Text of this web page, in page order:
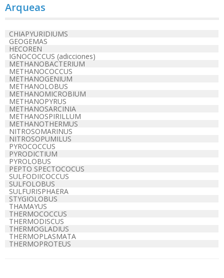
Arqueas
CHIAPYURIDIUMS
GEOGEMAS
HECOREN
IGNOCOCCUS (adicciones)
METHANOBACTERIUM
METHANOCOCCUS
METHANOGENIUM
METHANOLOBUS
METHANOMICROBIUM
METHANOPYRUS
METHANOSARCINIA
METHANOSPIRILLUM
METHANOTHERMUS
NITROSOMARINUS
NITROSOPUMILUS
PYROCOCCUS
PYRODICTIUM
PYROLOBUS
PEPTO SPECTOCOCUS
SULFODIICOCCUS
SULFOLOBUS
SULFURISPHAERA
STYGIOLOBUS
THAMAYUS
THERMOCOCCUS
THERMODISCUS
THERMOGLADIUS
THERMOPLASMATA
THERMOPROTEUS